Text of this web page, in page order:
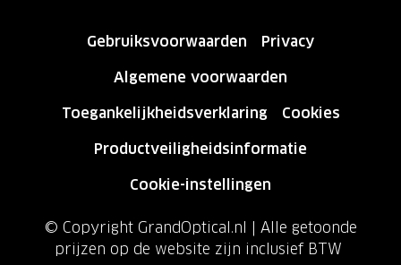
Gebruiksvoorwaarden
Privacy
Algemene voorwaarden
Toegankelijkheidsverklaring
Cookies
Productveiligheidsinformatie
Cookie-instellingen
© Copyright GrandOptical.nl | Alle getoonde
prijzen op de website zijn inclusief BTW